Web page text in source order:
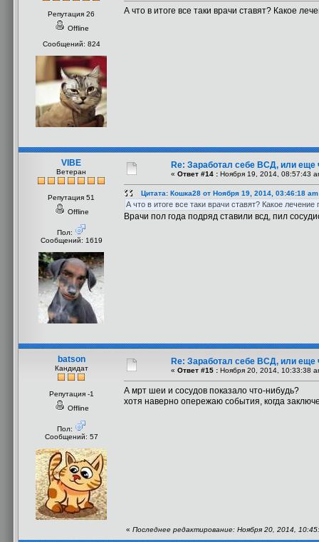
Репутация 26
Offline
Сообщений: 824
А что в итоге все таки врачи ставят? Какое
VIBE
Ветеран
Репутация 51
Offline
Пол:
Сообщений: 1619
Re: Заработал себе ВСД, или еще
« Ответ #14 : Ноября 19, 2014, 08:57:43
Цитата: Кошка28 от Ноября 19, 2014, 03:46:18 am
А что в итоге все таки врачи ставят? Какое лечение
Врачи пол года подряд ставили всд, пил
batson
Кандидат
Репутация -1
Offline
Пол:
Сообщений: 57
Re: Заработал себе ВСД, или еще
« Ответ #15 : Ноября 20, 2014, 10:33:38
А мрт шеи и сосудов показало что-нибудь?
хотя наверно опережаю события, когда
« Последнее редактирование: Ноября 20, 2014,